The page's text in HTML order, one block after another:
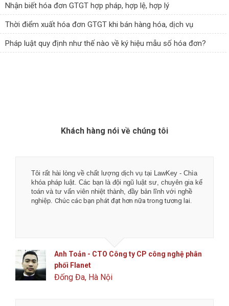
Nhận biết hóa đơn GTGT hợp pháp, hợp lệ, hợp lý
Thời điểm xuất hóa đơn GTGT khi bán hàng hóa, dịch vụ
Pháp luật quy định như thế nào về ký hiệu mẫu số hóa đơn?
Khách hàng nói về chúng tôi
Tôi rất hài lòng về chất lượng dịch vụ tại LawKey - Chìa
khóa pháp luật. Các bạn là đội ngũ luật sư, chuyên gia kế
toán và tư vấn viên nhiệt thành, đầy bản lĩnh với nghề
nghiệp.Chúc các bạn phát đạt hơn nữa trong tương lai.
Anh Toản - CTO Công ty CP công nghệ phân
phối Flanet
Đống Đa, Hà Nội